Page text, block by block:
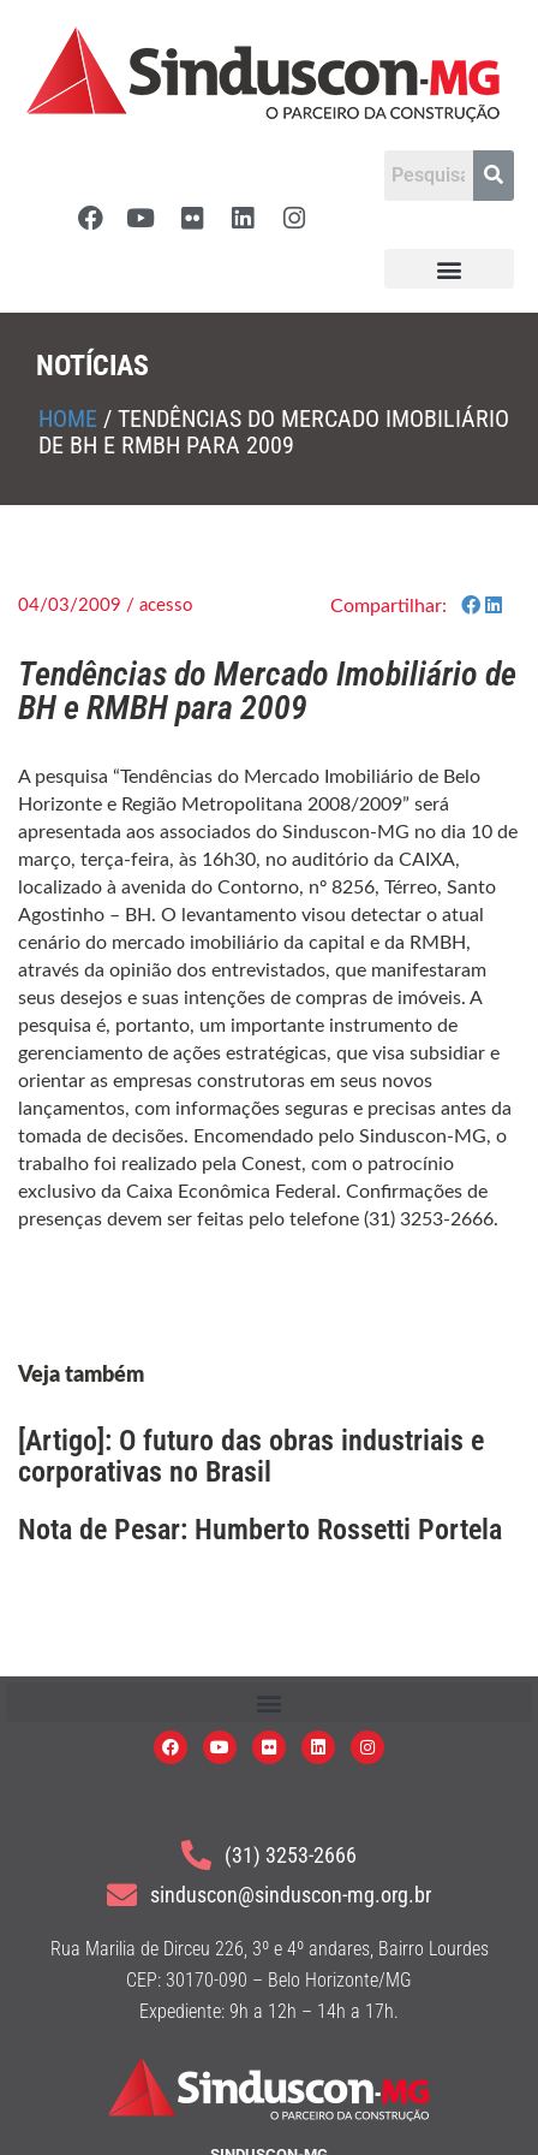
NOTÍCIAS
HOME / TENDÊNCIAS DO MERCADO IMOBILIÁRIO
DE BH E RMBH PARA 2009
04/03/2009 / acesso Compartilhar:
Tendências do Mercado Imobiliário de
BH e RMBH para 2009
A pesquisa “Tendências do Mercado Imobiliário de Belo
Horizonte e Região Metropolitana 2008/2009” será
apresentada aos associados do Sinduscon-MG no dia 10 de
março, terça-feira, às 16h30, no auditório da CAIXA,
localizado à avenida do Contorno, nº 8256, Térreo, Santo
Agostinho – BH. O levantamento visou detectar o atual
cenário do mercado imobiliário da capital e da RMBH,
através da opinião dos entrevistados, que manifestaram
seus desejos e suas intenções de compras de imóveis. A
pesquisa é, portanto, um importante instrumento de
gerenciamento de ações estratégicas, que visa subsidiar e
orientar as empresas construtoras em seus novos
lançamentos, com informações seguras e precisas antes da
tomada de decisões. Encomendado pelo Sinduscon-MG, o
trabalho foi realizado pela Conest, com o patrocínio
exclusivo da Caixa Econômica Federal. Confirmações de
presenças devem ser feitas pelo telefone (31) 3253-2666.
Veja também
[Artigo]: O futuro das obras industriais e
corporativas no Brasil
Nota de Pesar: Humberto Rossetti Portela
(31) 3253-2666
sinduscon@sinduscon-mg.org.br
Rua Marilia de Dirceu 226, 3º e 4º andares, Bairro Lourdes
CEP: 30170-090 – Belo Horizonte/MG
Expediente: 9h a 12h – 14h a 17h.